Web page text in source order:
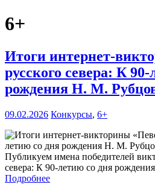
6+
Итоги интернет-
русского севера: К
рождения Н. М.
09.02.2026 Конкурсы, 6+
Публикуем имена победителей
севера: К 90-летию со дня
Подробнее